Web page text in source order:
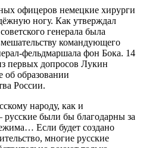
офицеров немецкие хирурги
ногу. Как утверждал
генерала была
командующего
фельдмаршала фон Бока. 14
первых допросов Лукин
об образовании
России.
народу, как и
были бы благодарны за
Если будет создано
многие русские